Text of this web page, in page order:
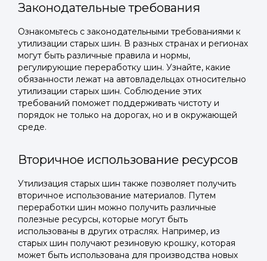
Законодательные требования
Ознакомьтесь с законодательными требованиями к
утилизации старых шин. В разных странах и регионах
могут быть различные правила и нормы,
регулирующие переработку шин. Узнайте, какие
обязанности лежат на автовладельцах относительно
утилизации старых шин. Соблюдение этих
требований поможет поддерживать чистоту и
порядок не только на дорогах, но и в окружающей
среде.
Вторичное использование ресурсов
Утилизация старых шин также позволяет получить
вторичное использование материалов. Путем
переработки шин можно получить различные
полезные ресурсы, которые могут быть
использованы в других отраслях. Например, из
старых шин получают резиновую крошку, которая
может быть использована для производства новых